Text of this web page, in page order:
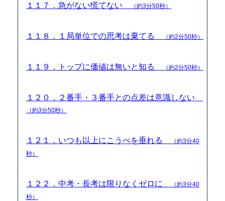
１１７．急がない慌てない （約3分50秒）
１１８．１局単位での思考は棄てる （約2分50秒）
１１９．トップに価値は無いと知る （約2分50秒）
１２０．２番手・３番手との点差は意識しない
（約3分50秒）
１２１．いつも以上にこうべを垂れる
（約3分40
秒）
１２２．中考・長考は限りなくゼロに
（約3分40
秒）